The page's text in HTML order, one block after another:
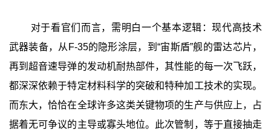
对于看官们而言，需明白一个基本逻辑：现代高技术
武器装备，从F-35的隐形涂层，到“宙斯盾”舰的雷达芯片，
再到超音速导弹的发动机耐热部件，其性能的每一次飞跃，
都深深依赖于特定材料科学的突破和特种加工技术的实现。
而东大，恰恰在全球许多这类关键物项的生产与供应上，占
据着无可争议的主导或寡头地位。此次管制，等于直接抽走